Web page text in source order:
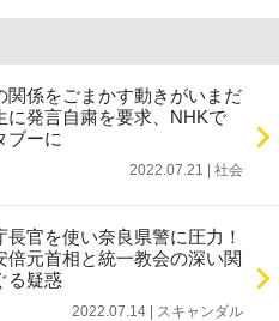
関係をごまかす動きがいまだ
発言自粛を要求、NHKで
ブーに
2022.07.21 | 社会
長官を使い奈良県警に圧力！
倍元首相と統一教会の深い関
る疑惑
2022.07.14 | スキャンダル